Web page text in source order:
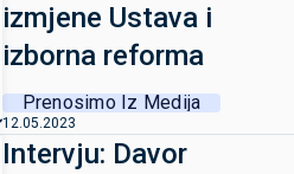
izmjene Ustava i
izborna reforma
Prenosimo Iz Medija
12.05.2023
Intervju: Davor